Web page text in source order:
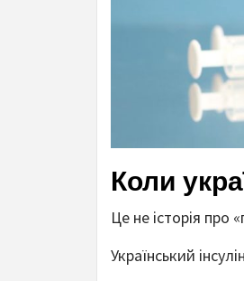
Коли
Це не історія про
Український